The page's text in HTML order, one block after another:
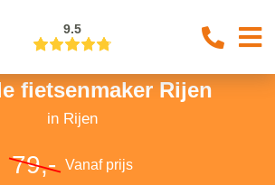
9.5
fietsenmaker Rijen
in Rijen
79,- Vanaf prijs